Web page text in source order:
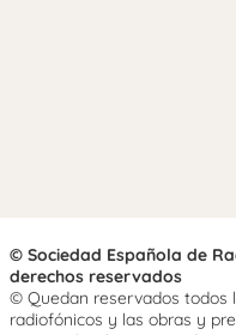
© Sociedad Española de
derechos reservados
© Quedan reservados todos
radiofónicos y las obras y